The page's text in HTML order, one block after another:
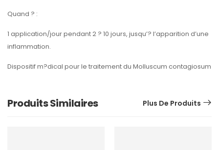
Quand ? :
1 application/jour pendant 2 ? 10 jours, jusqu’? l’apparition d’une
inflammation.
Dispositif m?dical pour le traitement du Molluscum contagiosum
Produits Similaires Plus De Produits